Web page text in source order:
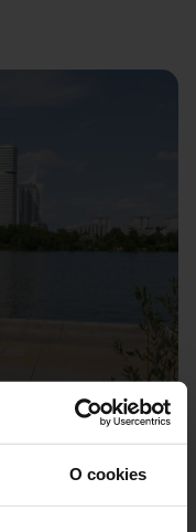
O cookies